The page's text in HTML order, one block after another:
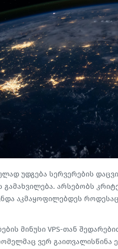
უდგება სერვერების
გამახვილება. არსებობს
აკმაყოფილებდეს
მინუსი VPS-თან
ვერ გაითვალისწინა